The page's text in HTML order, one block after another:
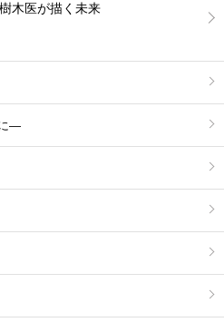
木医が描く未来
―